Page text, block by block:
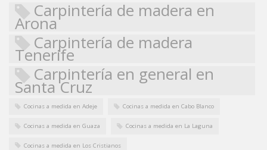
Carpintería de madera en
Arona
Carpintería de madera
Tenerife
Carpintería en general en
Santa Cruz
Cocinas a medida en Adeje Cocinas a medida en Cabo Blanco
Cocinas a medida en Guaza Cocinas a medida en La Laguna
Cocinas a medida en Los Cristianos